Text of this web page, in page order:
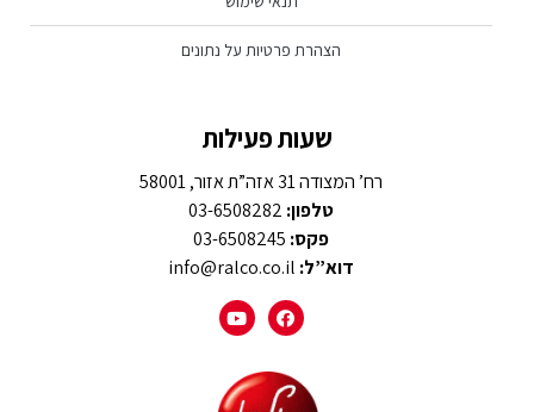
הצהרת פרטיות על נתונים
שעות פעילות
רח’ המצודה 31 אזה”ת אזור, 58001
טלפון:
פקס:
דוא”ל: